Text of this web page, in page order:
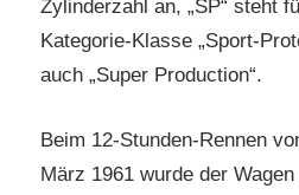
Zylinderzahl an, „SP“ steht
Kategorie-Klasse „Sport-
auch „Super Production“.
Beim 12-Stunden-Rennen
März 1961 wurde der